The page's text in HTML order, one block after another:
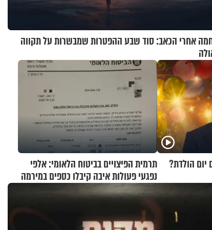
אחרי הכאב: סוד שבע ההפטרות שמבשרות על תקווה
יום הולדת?
תרמית הפיצויים בביטוח הלאומי: אלפי
נפגעי פעולות איבה קיבלו כספים במירמה